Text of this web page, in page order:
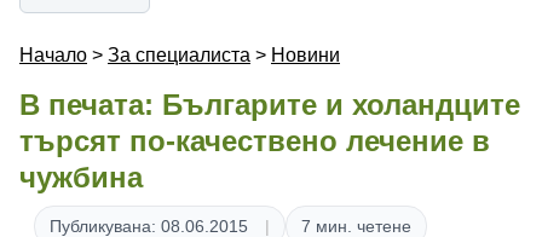
Начало > За специалиста > Новини
В печата: Българите и холандците
търсят по-качествено лечение в
чужбина
Публикувана: 08.06.2015
7 мин. четене